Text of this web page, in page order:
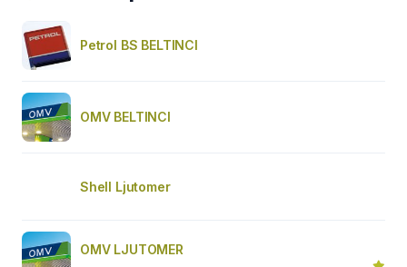
Petrol BS BELTINCI
OMV BELTINCI
Shell Ljutomer
OMV LJUTOMER